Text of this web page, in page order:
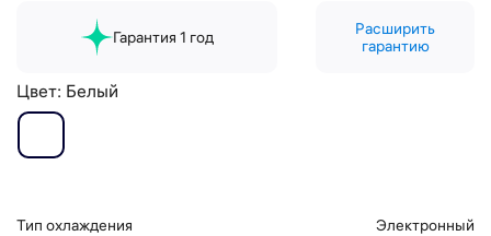
Гарантия 1 год
Расширить
гарантию
Цвет: Белый
Тип охлаждения
Электронный